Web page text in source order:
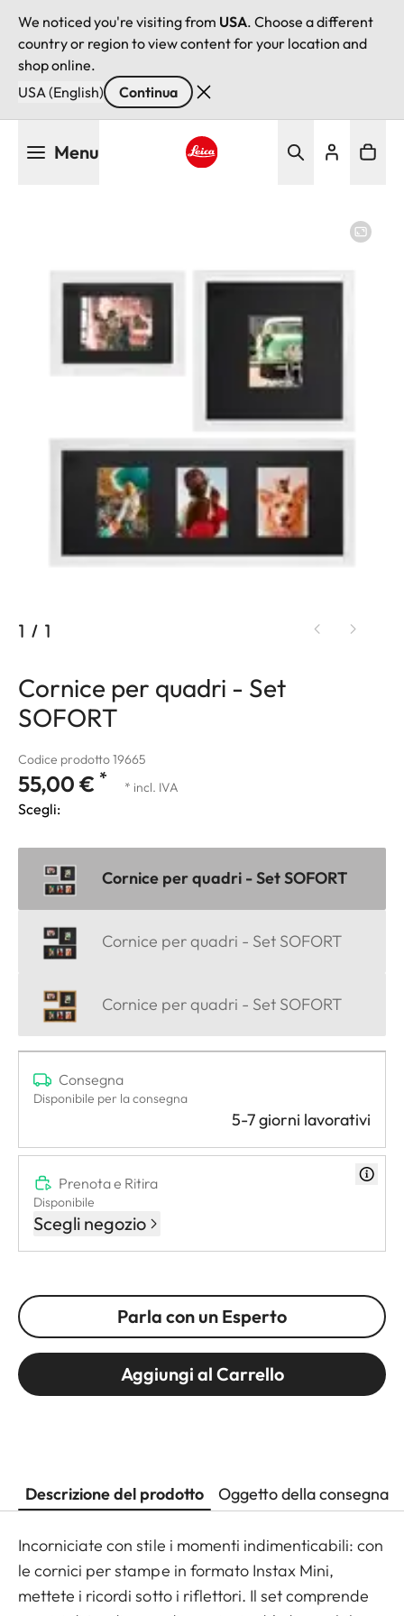
We noticed you're visiting from USA. Choose a different
country or region to view content for your location and
shop online.
USA (English)
Continua
Menu
1 / 1
Cornice per quadri - Set
SOFORT
Codice prodotto 19665
55,00 € * * incl. IVA
Scegli:
Cornice per quadri - Set SOFORT
Cornice per quadri - Set SOFORT
Cornice per quadri - Set SOFORT
Consegna
Disponibile per la consegna
5-7 giorni lavorativi
Prenota e Ritira
Disponibile
Scegli negozio
Parla con un Esperto
Aggiungi al Carrello
Descrizione del prodotto Oggetto della consegna
Incorniciate con stile i momenti indimenticabili: con
le cornici per stampe in formato Instax Mini,
mettete i ricordi sotto i riflettori. Il set comprende